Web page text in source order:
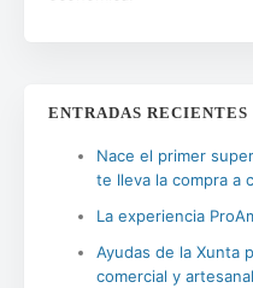
ENTRADAS RECIENTES
Nace el primer
te lleva la compra a
La experiencia
Ayudas de la Xunta
comercial y artesanal